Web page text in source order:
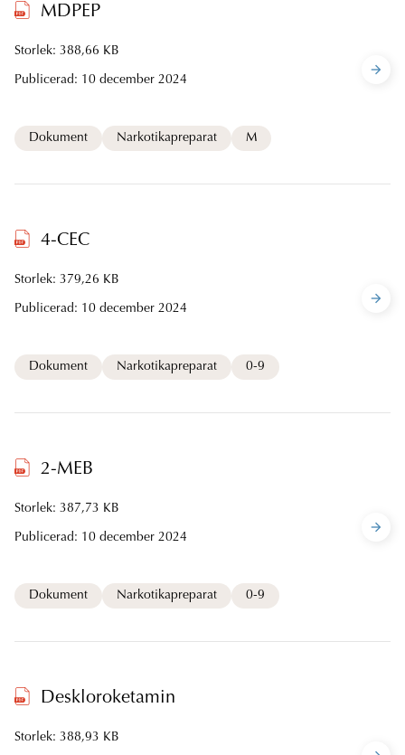
MDPEP
Storlek: 388,66 KB
Publicerad: 10 december 2024
Dokument Narkotikapreparat M
4-CEC
Storlek: 379,26 KB
Publicerad: 10 december 2024
Dokument Narkotikapreparat 0-9
2-MEB
Storlek: 387,73 KB
Publicerad: 10 december 2024
Dokument Narkotikapreparat 0-9
Deskloroketamin
Storlek: 388,93 KB